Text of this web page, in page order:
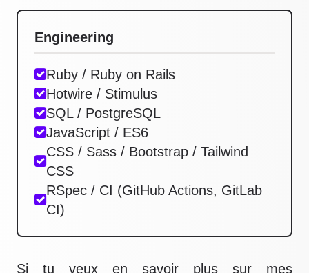
Engineering
Ruby / Ruby on Rails
Hotwire / Stimulus
SQL / PostgreSQL
JavaScript / ES6
CSS / Sass / Bootstrap / Tailwind
CSS
RSpec / CI (GitHub Actions, GitLab
CI)
Si tu veux en savoir plus sur mes